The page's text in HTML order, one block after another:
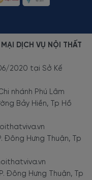
DỊCH VỤ NỘI THẤT
2020 tại Sở Kế
nhánh Phú Lâm
Bảy Hiền, Tp Hồ
Đông Hưng Thuận, Tp
Đông Hưng Thuận, Tp